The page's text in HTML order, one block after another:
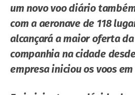
um novo voo diário
com a aeronave de 118
alcançará a maior oferta
companhia na cidade
empresa iniciou os voos